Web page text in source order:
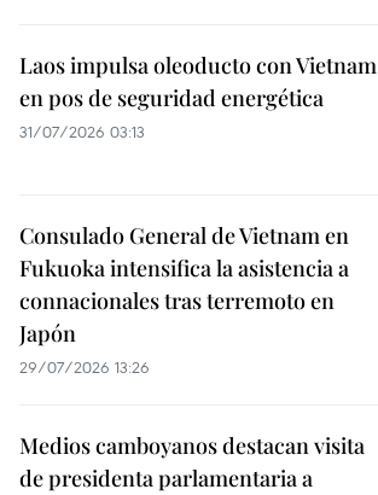
Laos impulsa oleoducto con Vietnam
en pos de seguridad energética
31/07/2026 03:13
Consulado General de Vietnam en
Fukuoka intensifica la asistencia a
connacionales tras terremoto en
Japón
29/07/2026 13:26
Medios camboyanos destacan visita
de presidenta parlamentaria a